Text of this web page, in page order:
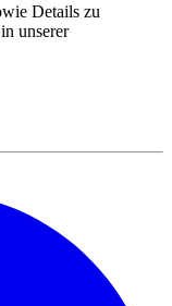
Details zu
unserer